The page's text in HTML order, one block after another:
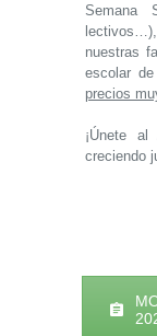
Semana
nuestras
escolar
precios
¡Únete
creciendo